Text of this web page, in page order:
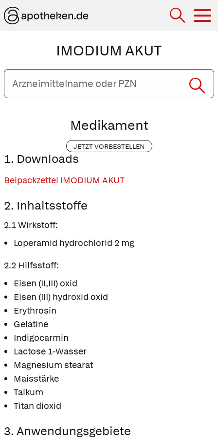
IMODIUM AKUT
Arzneimittelname
oder
PZN
Medikament
JETZT VORBESTELLEN
1. Downloads
Beipackzettel IMODIUM AKUT
2. Inhaltsstoffe
2.1 Wirkstoff:
Loperamid hydrochlorid 2 mg
2.2 Hilfsstoff:
Eisen (II,III) oxid
Eisen (III) hydroxid oxid
Erythrosin
Gelatine
Indigocarmin
Lactose 1-Wasser
Magnesium stearat
Maisstärke
Talkum
Titan dioxid
3. Anwendungsgebiete